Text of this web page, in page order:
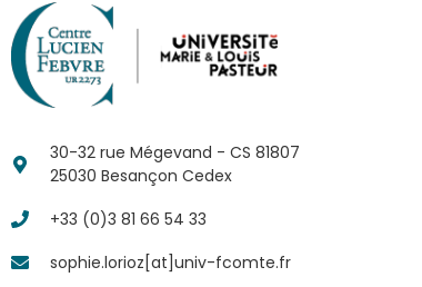
30-32 rue Mégevand - CS 81807
25030 Besançon Cedex
+33 (0)3 81 66 54 33
sophie.lorioz[at]univ-fcomte.fr